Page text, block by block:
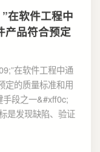
在软件工程中
产品符合预定
在软件工程中通
定的质量标准和用
手段之一&#xff0c;
是发现缺陷、验证